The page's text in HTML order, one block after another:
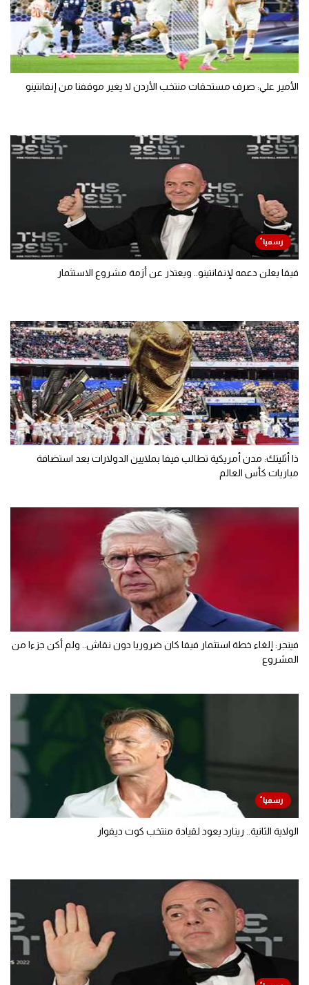
الأمير علي: صرف مستحقات منتخب الأردن لا يغير موقفنا من إنفانتينو
فيفا يعلن دعمه لإنفانتينو.. ويعتذر عن أزمة مشروع الاستثمار
ذا أثليتك: مدن أمريكية تطالب فيفا بملايين الدولارات بعد استضافة
مباريات كأس العالم
فينجر: إلغاء خطة استثمار فيفا كان ضروريا دون نقاش.. ولم أكن جزءا من
المشروع
الولاية الثانية.. رينارد يعود لقيادة منتخب كوت ديفوار